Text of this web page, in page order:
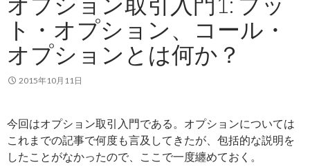
ト・オプション、コール・
オプションとは何か？
2015年10月11日
今回はオプション取引入門である。オプションについては
これまでの記事で何度も言及してきたが、包括的な説明を
したことがなかったので、ここで一度纏めておく。